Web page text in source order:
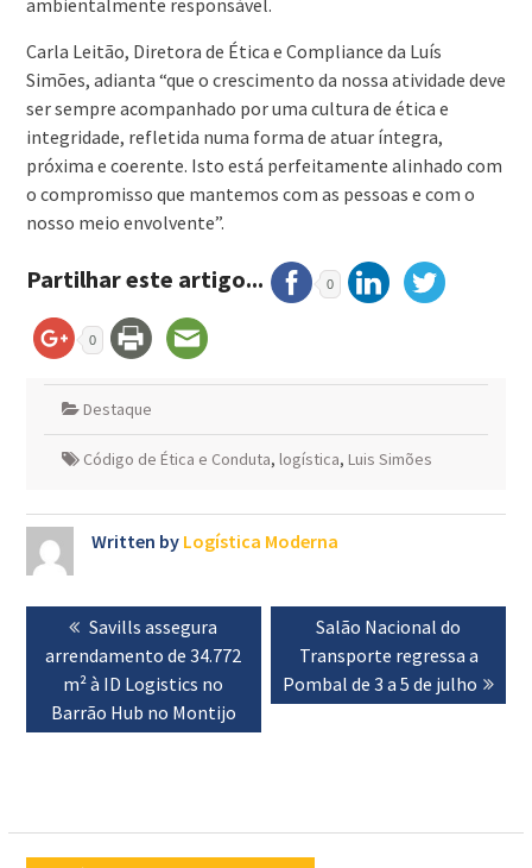
ambientalmente responsável.
Carla Leitão, Diretora de Ética e Compliance da Luís
Simões, adianta “que o crescimento da nossa atividade deve
ser sempre acompanhado por uma cultura de ética e
integridade, refletida numa forma de atuar íntegra,
próxima e coerente. Isto está perfeitamente alinhado com
o compromisso que mantemos com as pessoas e com o
nosso meio envolvente”.
Partilhar este artigo... 0
0
Destaque
Código de Ética e Conduta, logística, Luis Simões
Written by Logística Moderna
Navegação
artigos
Previous
post:
Savills assegura
arrendamento de 34.772
m² à ID Logistics no
Barrão Hub no Montijo
Next
post:
Salão Nacional do
Transporte regressa a
Pombal de 3 a 5 de julho